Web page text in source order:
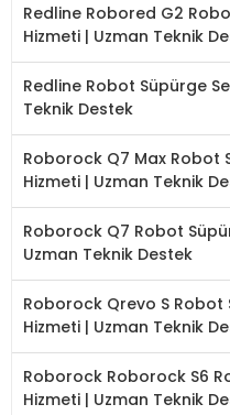
Redline Robored G2
Hizmeti | Uzman Teknik
Redline Robot Süpürge
Teknik Destek
Roborock Q7 Max Robot
Hizmeti | Uzman Teknik
Roborock Q7 Robot
Uzman Teknik Destek
Roborock Qrevo S Robot
Hizmeti | Uzman Teknik
Roborock Roborock S6
Hizmeti | Uzman Teknik